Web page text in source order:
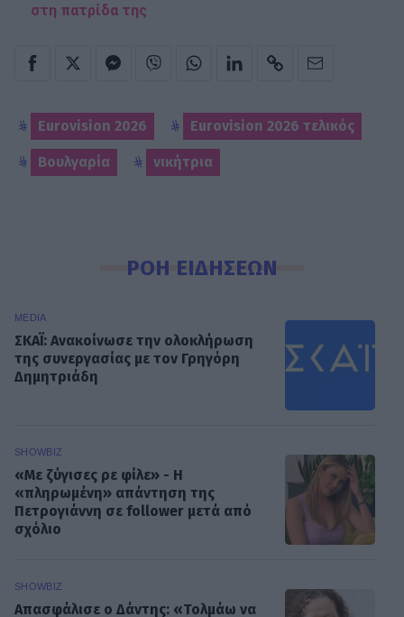
στη πατρίδα της
Eurovision 2026 Eurovision 2026 τελικός
Βουλγαρία νικήτρια
ΡΟΗ ΕΙΔΗΣΕΩΝ
MEDIA
ΣΚΑΪ: Ανακοίνωσε την ολοκλήρωση
της συνεργασίας με τον Γρηγόρη
Δημητριάδη
SHOWBIZ
«Με ζύγισες ρε φίλε» - H
«πληρωμένη» απάντηση της
Πετρογιάννη σε follower μετά από
σχόλιο
SHOWBIZ
Απασφάλισε ο Δάντης: «Τολμάω να